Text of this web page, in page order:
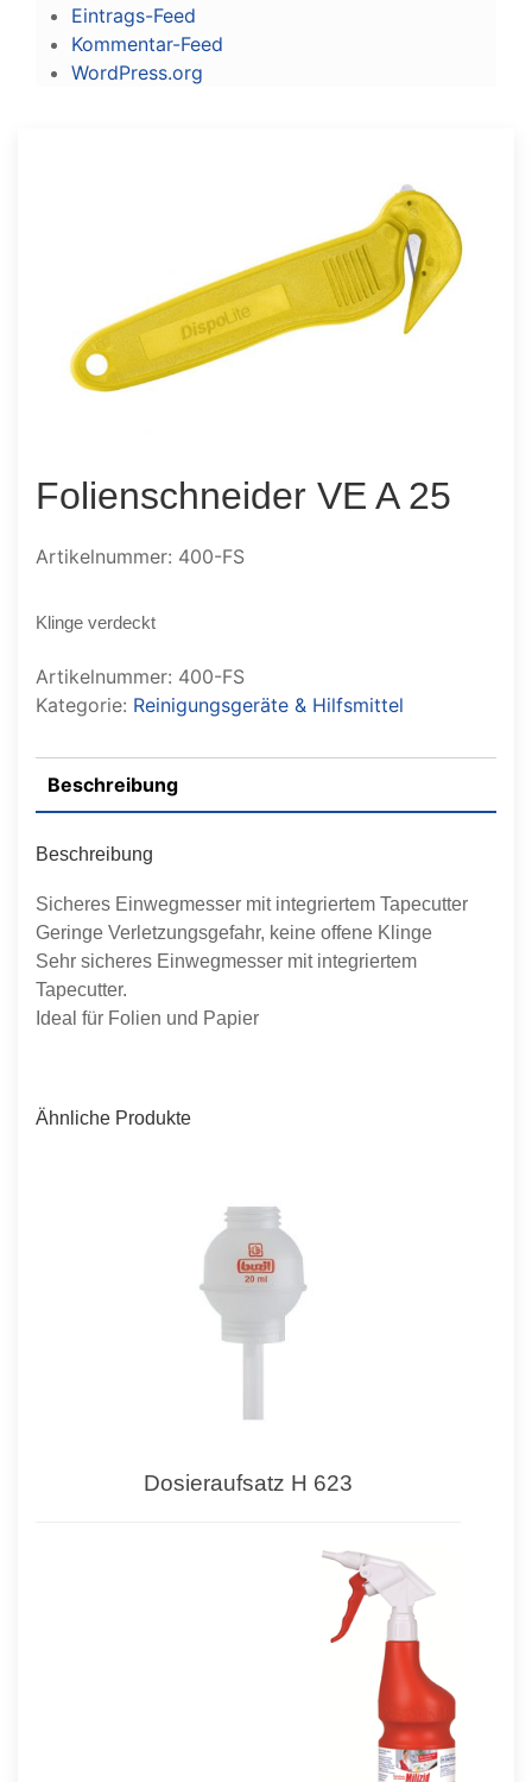
Eintrags-Feed
Kommentar-Feed
WordPress.org
Folienschneider VE A 25
Artikelnummer: 400-FS
Klinge verdeckt
Artikelnummer: 400-FS
Kategorie: Reinigungsgeräte & Hilfsmittel
Beschreibung
Beschreibung
Sicheres Einwegmesser mit integriertem Tapecutter
Geringe Verletzungsgefahr, keine offene Klinge
Sehr sicheres Einwegmesser mit integriertem
Tapecutter.
Ideal für Folien und Papier
Ähnliche Produkte
Dosieraufsatz H 623